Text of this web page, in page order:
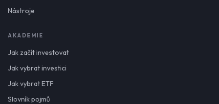
Nástroje
AKADEMIE
Jak začít investovat
Jak vybrat investici
Jak vybrat ETF
Slovník pojmů